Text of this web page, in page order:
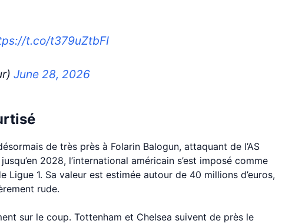
t.co/t379uZtbFI
June 28, 2026
de très près à Folarin Balogun, attaquant de l’AS
2028, l’international américain s’est imposé comme
Ligue 1. Sa valeur est estimée autour de 40 millions d’euros,
rude.
sur le coup. Tottenham et Chelsea suivent de près le